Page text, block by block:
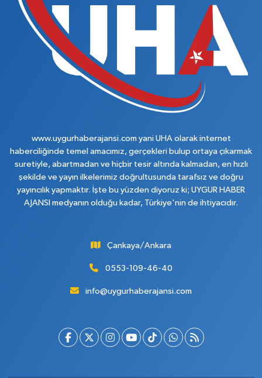
www.uygurhaberajansi.com yani UHA olarak internet
haberciliğinde temel amacımız, gerçekleri bulup ortaya çıkarmak
suretiyle, abartmadan ve hiçbir tesir altında kalmadan, en hızlı
şekilde ve yayın ilkelerimiz doğrultusunda tarafsız ve doğru
yayıncılık yapmaktır. İşte bu yüzden diyoruz ki; UYGUR HABER
AJANSI medyanın olduğu kadar, Türkiye'nin de ihtiyacıdır.
Çankaya/Ankara
0553-109-46-40
info@uygurhaberajansi.com